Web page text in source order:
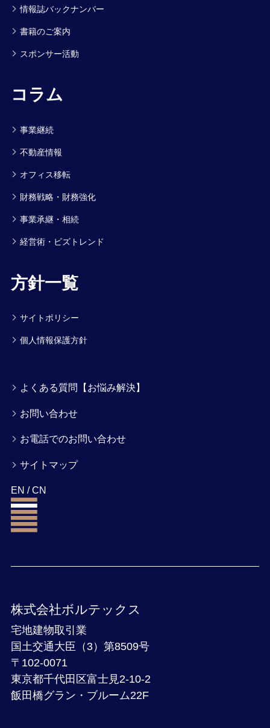
情報誌バックナンバー
書籍のご案内
スポンサー活動
コラム
事業継続
不動産情報
オフィス移転
財務戦略・財務強化
事業承継・相続
経営術・ビズトレンド
方針一覧
サイトポリシー
個人情報保護方針
よくある質問【お悩み解決】
お問い合わせ
お電話でのお問い合わせ
サイトマップ
EN /CN
株式会社ボルテックス
宅地建物取引業
国土交通大臣（3）第8509号
〒102-0071
東京都千代田区富士見2-10-2
飯田橋グラン・ブルーム22F